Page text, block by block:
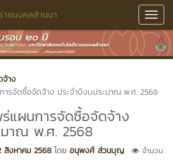
าชมงคลล้านนา
าง
ารจัดซื้อจัดจ้าง ประจำปีงบประมาณ พ.ศ. 2568
แผนการจัดซื้อจัดจ้าง
มาณ พ.ศ. 2568
สิงหาคม 2568 โดย อนุพงศ์ ส่วนบุญ
จำนวน